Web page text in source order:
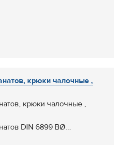
крюки чалочные ,
крюки чалочные ,
DIN 6899 ВØ...